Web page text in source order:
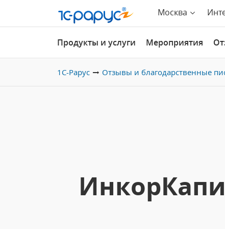
Москва
Продукты и услуги Мероприятия
1С-Рарус Отзывы и благодарственные